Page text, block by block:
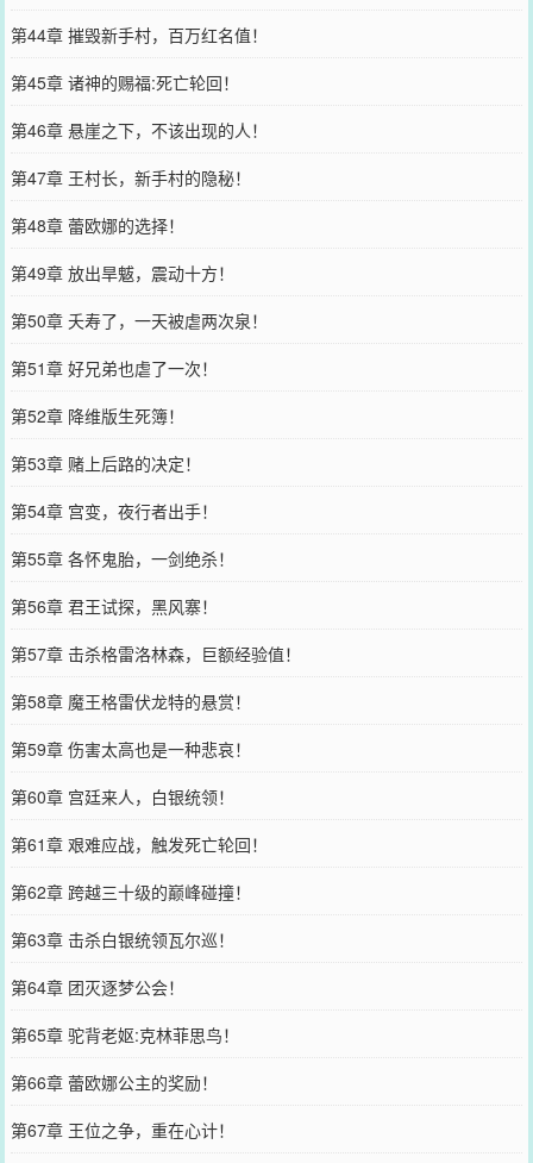
第44章 摧毁新手村，百万红名值！
第45章 诸神的赐福:死亡轮回！
第46章 悬崖之下，不该出现的人！
第47章 王村长，新手村的隐秘！
第48章 蕾欧娜的选择！
第49章 放出旱魃，震动十方！
第50章 夭寿了，一天被虐两次泉！
第51章 好兄弟也虐了一次！
第52章 降维版生死簿！
第53章 赌上后路的决定！
第54章 宫变，夜行者出手！
第55章 各怀鬼胎，一剑绝杀！
第56章 君王试探，黑风寨！
第57章 击杀格雷洛林森，巨额经验值！
第58章 魔王格雷伏龙特的悬赏！
第59章 伤害太高也是一种悲哀！
第60章 宫廷来人，白银统领！
第61章 艰难应战，触发死亡轮回！
第62章 跨越三十级的巅峰碰撞！
第63章 击杀白银统领瓦尔巡！
第64章 团灭逐梦公会！
第65章 驼背老妪:克林菲思鸟！
第66章 蕾欧娜公主的奖励！
第67章 王位之争，重在心计！